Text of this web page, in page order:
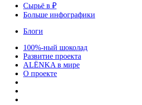
Сырьё в ₽
Больше инфографики
Блоги
100%-ный шоколад
Развитие проекта
ALЁNKA в мире
О проекте